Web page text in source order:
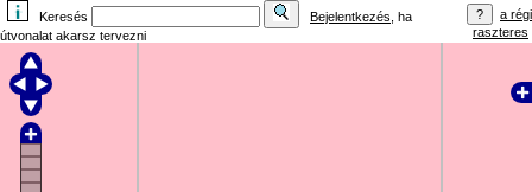
Keresés Bejelentkezés , ha
útvonalat akarsz tervezni
a régi
raszteres